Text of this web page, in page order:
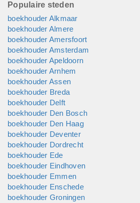
complex. Bovendien verandert er
speelveld van een
team van experts die u samen
terwijl u erop mag vertrouwen dat uw
opzichten deugdelijk, overzichtelijk en
blijft. Daarbij werken we m...
Populaire steden
boekhouder Alkmaar
boekhouder Almere
boekhouder Amersfoort
boekhouder Amsterdam
boekhouder Apeldoorn
boekhouder Arnhem
boekhouder Assen
boekhouder Breda
boekhouder Delft
boekhouder Den Bosch
boekhouder Den Haag
boekhouder Deventer
boekhouder Dordrecht
boekhouder Ede
boekhouder Eindhoven
boekhouder Emmen
boekhouder Enschede
boekhouder Groningen